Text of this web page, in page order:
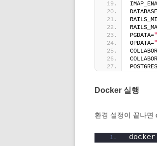
PGDATA=
OPDATA=
Docker 실행
환경 설정이 끝나면